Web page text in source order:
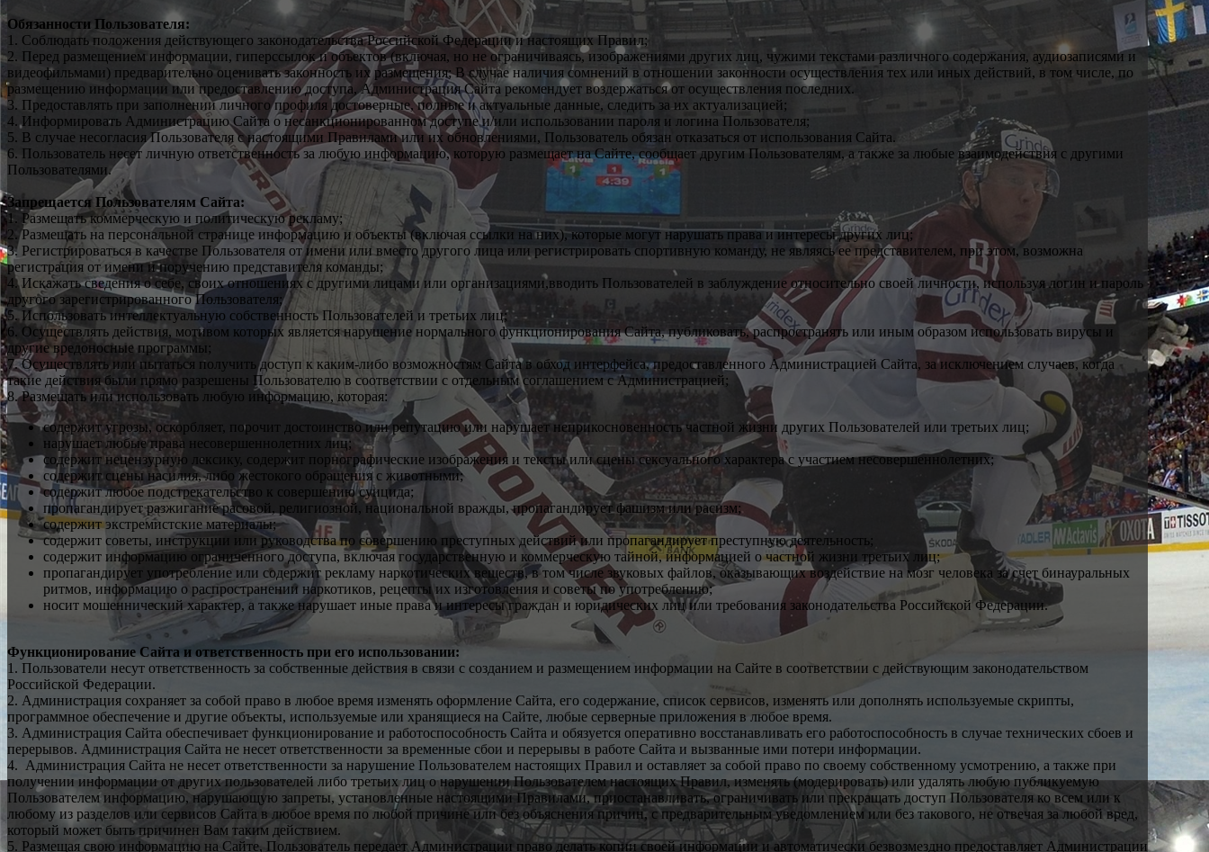
Обязанности Пользователя:
1. Соблюдать положения действующего законодательства Российской Федерации и настоящих Правил;
2. Перед размещением информации, гиперссылок и объектов (включая, но не ограничиваясь, изображениями других лиц, чужими текстами различного содержания, аудиозаписями и
видеофильмами) предварительно оценивать законность их размещения; В случае наличия сомнений в отношении законности осуществления тех или иных действий, в том числе, по
размещению информации или предоставлению доступа, Администрация Сайта рекомендует воздержаться от осуществления последних.
3. Предоставлять при заполнении личного профиля достоверные, полные и актуальные данные, следить за их актуализацией;
4. Информировать Администрацию Сайта о несанкционированном доступе и/или использовании пароля и логина Пользователя;
5. В случае несогласия Пользователя с настоящими Правилами или их обновлениями, Пользователь обязан отказаться от использования Сайта.
6. Пользователь несет личную ответственность за любую информацию, которую размещает на Сайте, сообщает другим Пользователям, а также за любые взаимодействия с другими
Пользователями.
Запрещается Пользователям Сайта:
1. Размещать коммерческую и политическую рекламу;
2. Размещать на персональной странице информацию и объекты (включая ссылки на них), которые могут нарушать права и интересы других лиц;
3. Регистрироваться в качестве Пользователя от имени или вместо другого лица или регистрировать спортивную команду, не являясь ее представителем, при этом, возможна
регистрация от имени и поручению представителя команды;
4. Искажать сведения о себе, своих отношениях с другими лицами или организациями,вводить Пользователей в заблуждение относительно своей личности, используя логин и пароль
другого зарегистрированного Пользователя;
5. Использовать интеллектуальную собственность Пользователей и третьих лиц;
6. Осуществлять действия, мотивом которых является нарушение нормального функционирования Сайта, публиковать, распространять или иным образом использовать вирусы и
другие вредоносные программы;
7. Осуществлять или пытаться получить доступ к каким-либо возможностям Сайта в обход интерфейса, предоставленного Администрацией Сайта, за исключением случаев, когда
такие действия были прямо разрешены Пользователю в соответствии с отдельным соглашением с Администрацией;
8. Размещать или использовать любую информацию, которая:
содержит угрозы, оскорбляет, порочит достоинство или репутацию или нарушает неприкосновенность частной жизни других Пользователей или третьих лиц;
нарушает любые права несовершеннолетних лиц;
содержит нецензурную лексику, содержит порнографические изображения и тексты или сцены сексуального характера с участием несовершеннолетних;
содержит сцены насилия, либо жестокого обращения с животными;
содержит любое подстрекательство к совершению суицида;
пропагандирует разжигание расовой, религиозной, национальной вражды, пропагандирует фашизм или расизм;
содержит экстремистские материалы;
содержит советы, инструкции или руководства по совершению преступных действий или пропагандирует преступную деятельность;
содержит информацию ограниченного доступа, включая государственную и коммерческую тайной, информацией о частной жизни третьих лиц;
пропагандирует употребление или содержит рекламу наркотических веществ, в том числе звуковых файлов, оказывающих воздействие на мозг человека за счет бинауральных
ритмов, информацию о распространении наркотиков, рецепты их изготовления и советы по употреблению;
носит мошеннический характер, а также нарушает иные права и интересы граждан и юридических лиц или требования законодательства Российской Федерации.
Функционирование Сайта и ответственность при его использовании:
1. Пользователи несут ответственность за собственные действия в связи с созданием и размещением информации на Сайте в соответствии с действующим законодательством
Российской Федерации.
2. Администрация сохраняет за собой право в любое время изменять оформление Сайта, его содержание, список сервисов, изменять или дополнять используемые скрипты,
программное обеспечение и другие объекты, используемые или хранящиеся на Сайте, любые серверные приложения в любое время.
3. Администрация Сайта обеспечивает функционирование и работоспособность Сайта и обязуется оперативно восстанавливать его работоспособность в случае технических сбоев и
перерывов. Администрация Сайта не несет ответственности за временные сбои и перерывы в работе Сайта и вызванные ими потери информации.
4. Администрация Сайта не несет ответственности за нарушение Пользователем настоящих Правил и оставляет за собой право по своему собственному усмотрению, а также при
получении информации от других пользователей либо третьих лиц о нарушении Пользователем настоящих Правил, изменять (модерировать) или удалять любую публикуемую
Пользователем информацию, нарушающую запреты, установленные настоящими Правилами, приостанавливать, ограничивать или прекращать доступ Пользователя ко всем или к
любому из разделов или сервисов Сайта в любое время по любой причине или без объяснения причин, с предварительным уведомлением или без такового, не отвечая за любой вред,
который может быть причинен Вам таким действием.
5. Размещая свою информацию на Сайте, Пользователь передает Администрации право делать копии своей информации и автоматически безвозмездно предоставляет Администрации